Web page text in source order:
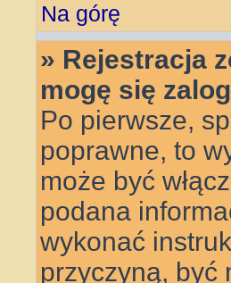
Na górę
» Rejestracja
mogę się
Po pierwsze,
poprawne, to
może być
podana
wykonać
przyczyną, być